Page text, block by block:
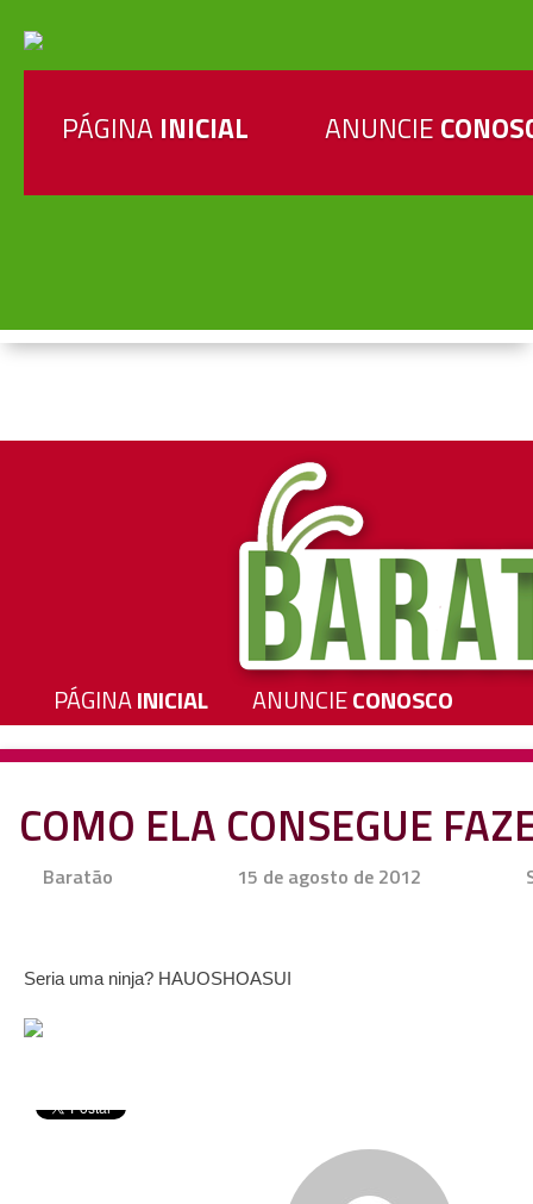
PÁGINA INICIAL ANUNCIE
PÁGINAINICIAL ANUNCIECONOSCO
COMO ELA CONSEGUE
Baratão 15 de agosto de 2012
Seria uma ninja? HAUOSHOASUI